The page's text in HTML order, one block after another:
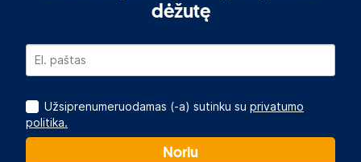
dėžutę
Užsiprenumeruodamas (-a) sutinku su privatumo
politika.
Noriu